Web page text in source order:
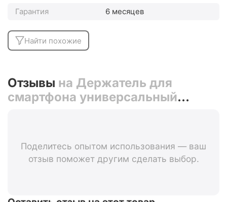
Гарантия
6 месяцев
Найти похожие
Отзывы на Держатель для
смартфона универсальный
Поделитесь опытом использования — ваш
отзыв поможет другим сделать выбор.